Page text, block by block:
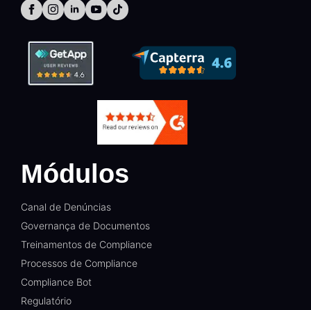
Módulos
Canal de Denúncias
Governança de Documentos
Treinamentos de Compliance
Processos de Compliance
Compliance Bot
Regulatório